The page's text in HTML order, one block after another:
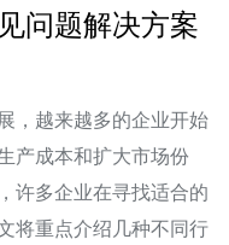
问题解决方案
，越来越多的企业开始
产成本和扩大市场份
许多企业在寻找适合的
将重点介绍几种不同行